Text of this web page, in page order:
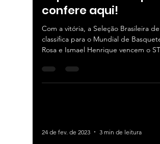
confere aqui!
Com a vitória, a Seleção Brasileira de
classifica para o Mundial de
Rosa e Ismael Henrique vencem o
24 de fev. de 2023 3 min de leitura